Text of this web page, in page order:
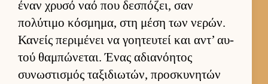
έναν χρυσό ναό που δεσπόζει, σαν
πολύτιμο κόσμημα, στη μέση των νερών.
Κανείς περιμένει να γοη­τευ­τεί και αντ’ αυ­
τού θαμπώνεται. Ένας αδια­νόη­τος
συνωστισμός ταξιδιω­τών, προσκυνητών